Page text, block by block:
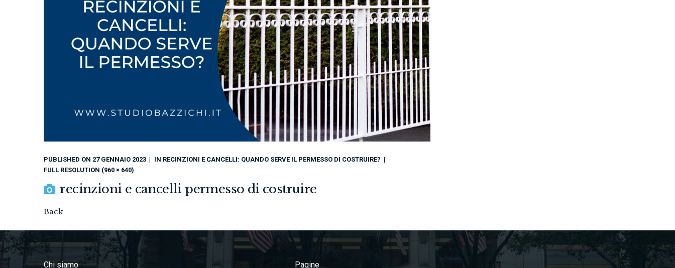
PUBLISHED ON 27 GENNAIO 2023 IN RECINZIONI E CANCELLI: QUANDO SERVE IL PERMESSO DI COSTRUIRE?
FULL RESOLUTION (960 × 640)
recinzioni e cancelli permesso di costruire
Back
Chi siamo Pagine